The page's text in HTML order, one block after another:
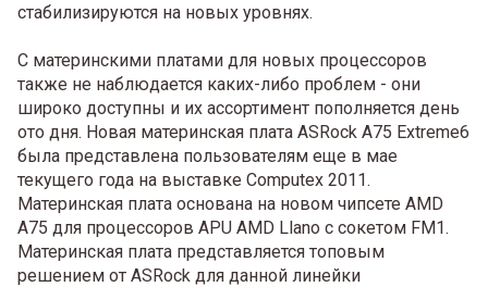
стабилизируются на новых уровнях.
С материнскими платами для новых процессоров
также не наблюдается каких-либо проблем - они
широко доступны и их ассортимент пополняется день
ото дня. Новая материнская плата ASRock A75 Extreme6
была представлена пользователям еще в мае
текущего года на выставке Computex 2011.
Материнская плата основана на новом чипсете AMD
A75 для процессоров APU AMD Llano с сокетом FM1.
Материнская плата представляется топовым
решением от ASRock для данной линейки